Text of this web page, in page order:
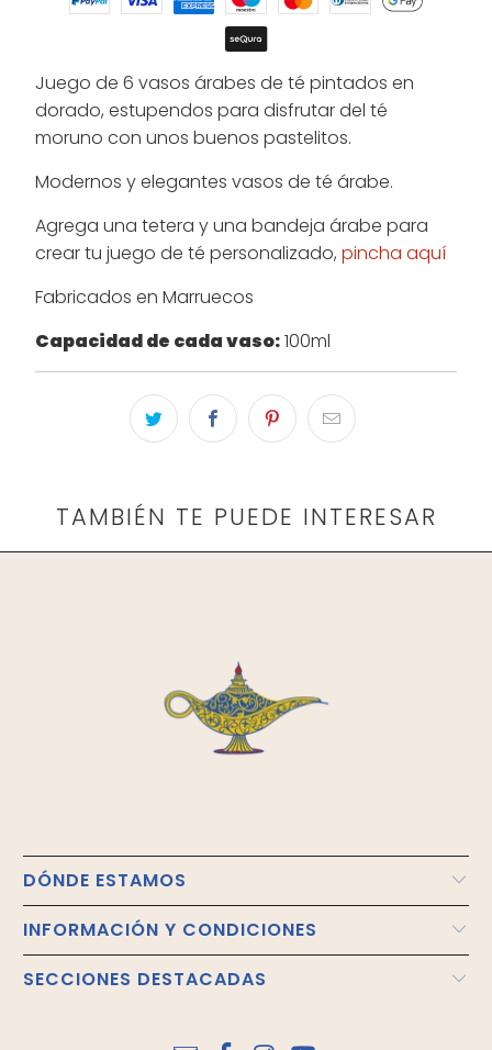
Juego de 6 vasos árabes de té pintados en
dorado, estupendos para disfrutar del té
moruno con unos buenos pastelitos.
Modernos y elegantes vasos de té árabe.
Agrega una tetera y una bandeja árabe para
crear tu juego de té personalizado, pincha aquí
Fabricados en Marruecos
Capacidad de cada vaso:100ml
TAMBIÉN TE PUEDE INTERESAR
DÓNDE ESTAMOS
INFORMACIÓN Y CONDICIONES
SECCIONES DESTACADAS